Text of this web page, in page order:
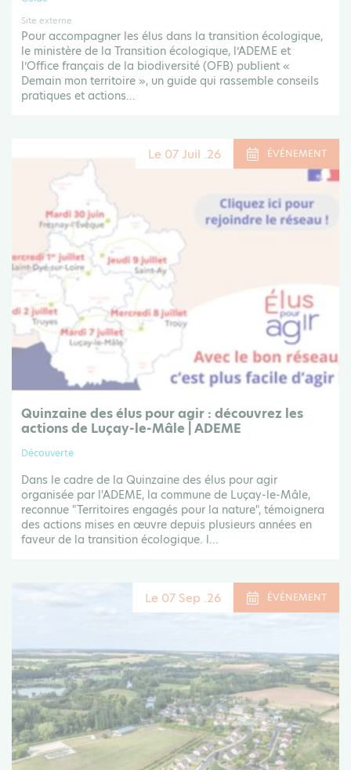
Site externe
Pour accompagner les élus dans la transition écologique,
le ministère de la Transition écologique, l’ADEME et
l’Office français de la biodiversité (OFB) publient «
Demain mon territoire », un guide qui rassemble conseils
pratiques et actions...
Le 07 Juil .26 ÉVÉNEMENT
Quinzaine des élus pour agir : découvrez les
actions de Luçay-le-Mâle | ADEME
Découverte
Dans le cadre de la Quinzaine des élus pour agir
organisée par l'ADEME, la commune de Luçay-le-Mâle,
reconnue "Territoires engagés pour la nature", témoignera
des actions mises en œuvre depuis plusieurs années en
faveur de la transition écologique. l...
Le 07 Sep .26 ÉVÉNEMENT